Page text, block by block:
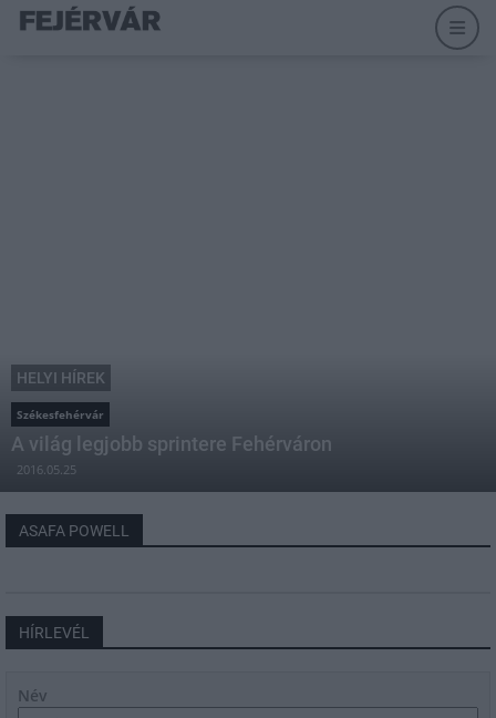
HELYI HÍREK
Székesfehérvár
A világ legjobb sprintere Fehérváron
2016.05.25
ASAFA POWELL
HÍRLEVÉL
Név